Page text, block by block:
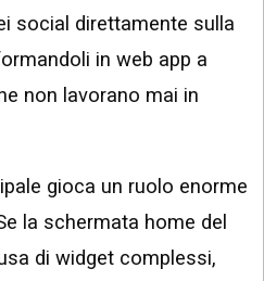
social direttamente sulla
in web app a
non lavorano mai in
gioca un ruolo enorme
la schermata home del
di widget complessi,